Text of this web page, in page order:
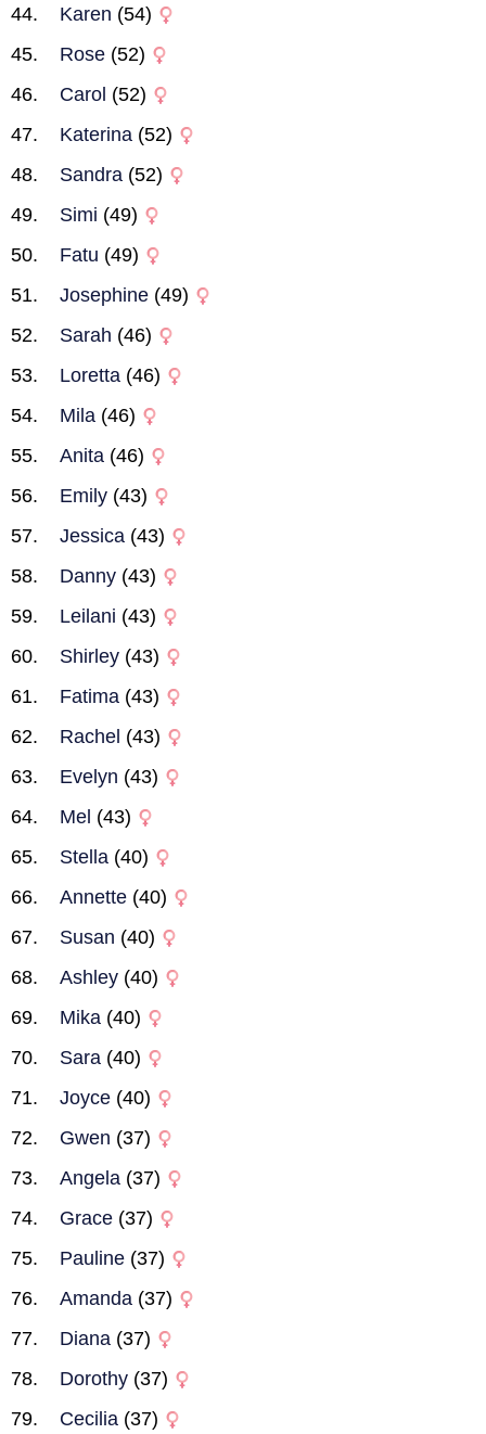
Karen (54)
Rose (52)
Carol (52)
Katerina (52)
Sandra (52)
Simi (49)
Fatu (49)
Josephine (49)
Sarah (46)
Loretta (46)
Mila (46)
Anita (46)
Emily (43)
Jessica (43)
Danny (43)
Leilani (43)
Shirley (43)
Fatima (43)
Rachel (43)
Evelyn (43)
Mel (43)
Stella (40)
Annette (40)
Susan (40)
Ashley (40)
Mika (40)
Sara (40)
Joyce (40)
Gwen (37)
Angela (37)
Grace (37)
Pauline (37)
Amanda (37)
Diana (37)
Dorothy (37)
Cecilia (37)